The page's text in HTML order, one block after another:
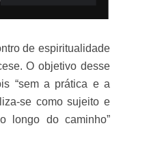
de espiritualidade
O objetivo desse
“sem a prática e a
se como sujeito e
longo do caminho”